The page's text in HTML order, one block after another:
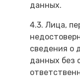
данных.
4.3. Лица,
сведения о
данных без